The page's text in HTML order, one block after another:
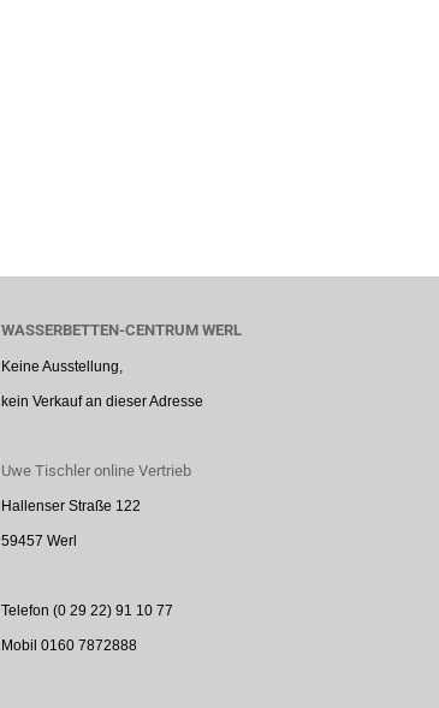
WASSERBETTEN-CENTRUM WERL
Keine Ausstellung,
kein Verkauf an dieser Adresse
Uwe Tischler online Vertrieb
Hallenser Straße 122
59457 Werl
Telefon (0 29 22) 91 10 77
Mobil 0160 7872888